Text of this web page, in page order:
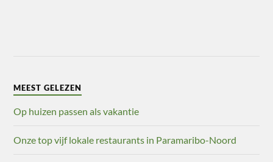
MEEST GELEZEN
Op huizen passen als vakantie
Onze top vijf lokale restaurants in Paramaribo-Noord